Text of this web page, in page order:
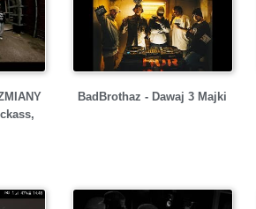
BadBrothaz - Dawaj 3 Majki